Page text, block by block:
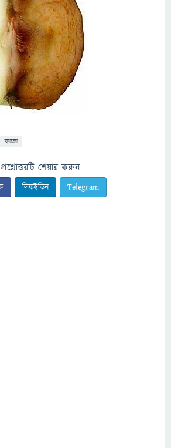
কালো
প্রশ্নোত্তরটি শেয়ার করুন
লিঙ্কইডিন Telegram